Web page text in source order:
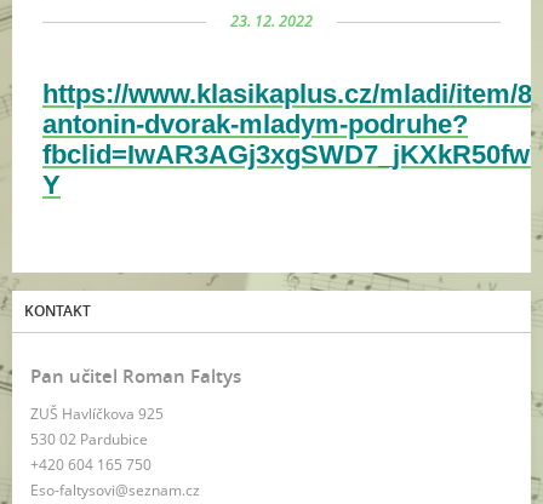
23. 12. 2022
https://www.klasikaplus.cz/mladi/item/
antonin-dvorak-mladym-podruhe?
Y
KONTAKT
Pan učitel Roman Faltys
ZUŠ Havlíčkova 925
530 02 Pardubice
+420 604 165 750
Eso-faltysovi@seznam.cz